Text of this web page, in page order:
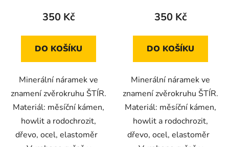
350 Kč
DO KOŠÍKU
Minerální náramek ve
znamení zvěrokruhu ŠTÍR.
Materiál: měsíční kámen,
howlit a rodochrozit,
dřevo, ocel, elastoměr
350 Kč
DO KOŠÍKU
Minerální náramek ve
znamení zvěrokruhu ŠTÍR.
Materiál: měsíční kámen,
howlit a rodochrozit,
dřevo, ocel, elastoměr